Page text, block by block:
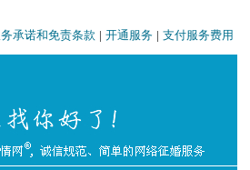
承诺和免责条款 | 开通服务 | 支付服务费用